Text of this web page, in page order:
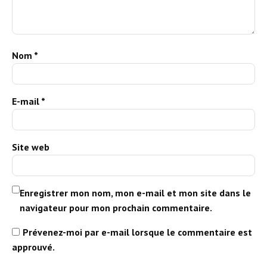
Nom *
E-mail *
Site web
Enregistrer mon nom, mon e-mail et mon site dans le
navigateur pour mon prochain commentaire.